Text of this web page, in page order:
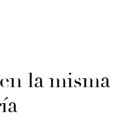
la misma